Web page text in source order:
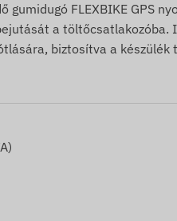
gumidugó FLEXBIKE GPS
a
biztosítva a készülék